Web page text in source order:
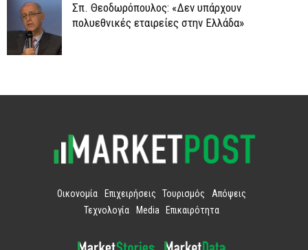
Σπ. Θεοδωρόπουλος: «Δεν υπάρχουν
πολυεθνικές εταιρείες στην Ελλάδα»
Οικονομία Επιχειρήσεις Τουρισμός
Απόψεις
Τεχνολογία
Media Επικαιρότητα